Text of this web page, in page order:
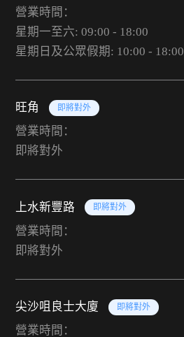
營業時間：
星期一至六: 09:00 - 18:00
星期日及公眾假期: 10:00 - 18:00
旺角 即將對外
營業時間：
即將對外
上水新豐路 即將對外
營業時間：
即將對外
尖沙咀良士大廈 即將對外
營業時間：